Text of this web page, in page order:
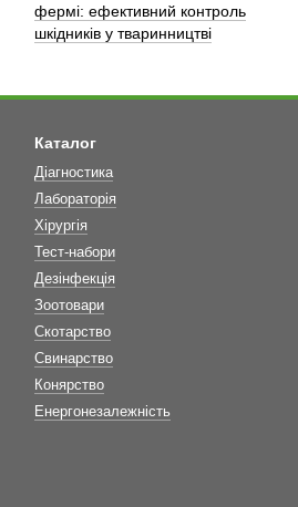
фермі: ефективний контроль
шкідників у тваринництві
Каталог
Діагностика
Лабораторія
Хірургія
Тест-набори
Дезінфекція
Зоотовари
Скотарство
Свинарство
Конярство
Енергонезалежність